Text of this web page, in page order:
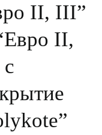
II, III”
II,